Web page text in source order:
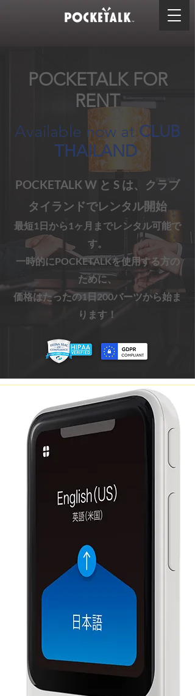
POCKETALK FOR
RENT
Available now at CLUB
THAILAND
POCKETALK W と S は、クラブ
タイランドでレンタル開始
最短1日から1ヶ月までレンタル可能で
す。
一時的にPOCKETALKを使用する方の
ために、
価格はたったの1日200バーツから始ま
ります！